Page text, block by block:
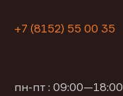
+7 (8152) 55 00 35
пн-пт : 09:00—18:00